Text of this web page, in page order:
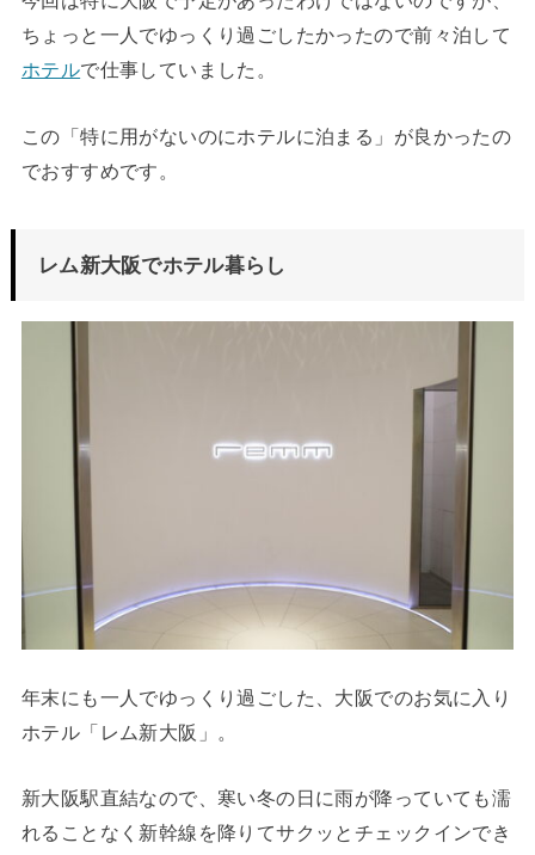
ちょっと一人でゆっくり過ごしたかったので前々泊して
ホテルで仕事していました。
この「特に用がないのにホテルに泊まる」が良かったの
でおすすめです。
レム新大阪でホテル暮らし
年末にも一人でゆっくり過ごした、大阪でのお気に入り
ホテル「レム新大阪」。
新大阪駅直結なので、寒い冬の日に雨が降っていても濡
れることなく新幹線を降りてサクッとチェックインでき